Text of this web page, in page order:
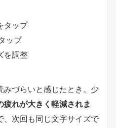
タップ
ップ
を調整
みづらいと感じたとき。少
疲れが大きく軽減されま
、次回も同じ文字サイズで